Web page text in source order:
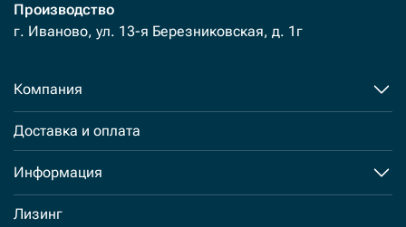
Производство
г. Иваново, ул. 13-я Березниковская, д. 1г
Компания
Доставка и оплата
Информация
Лизинг